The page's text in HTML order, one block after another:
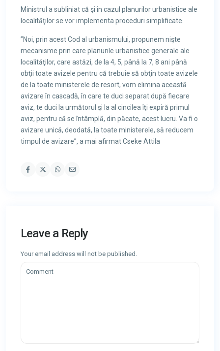
Ministrul a subliniat că şi în cazul planurilor urbanistice ale
localităţilor se vor implementa proceduri simplificate.
”Noi, prin acest Cod al urbanismului, propunem nişte
mecanisme prin care planurile urbanistice generale ale
localităţilor, care astăzi, de la 4, 5, până la 7, 8 ani până
obţii toate avizele pentru că trebuie să obţin toate avizele
de la toate ministerele de resort, vom elimina această
avizare în cascadă, în care te duci separat după fiecare
aviz, te duci la următorul şi la al cincilea îţi expiră primul
aviz, pentru că se întâmplă, din păcate, acest lucru. Va fi o
avizare unică, deodată, la toate ministerele, să reducem
timpul de avizare”, a mai afirmat Cseke Attila
Leave a Reply
Your email address will not be published.